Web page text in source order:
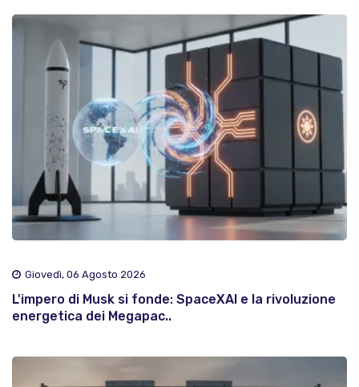
Giovedì, 06 Agosto 2026
L'impero di Musk si fonde: SpaceXAI e la rivoluzione
energetica dei Megapac..